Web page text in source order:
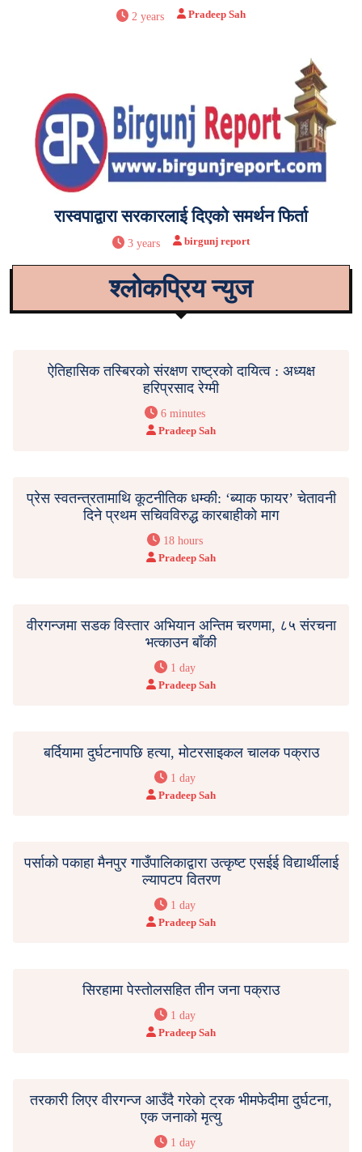
2 years Pradeep Sah
रास्वपाद्वारा सरकारलाई दिएको समर्थन फिर्ता
3 years birgunj report
श्लोकप्रिय न्युज
ऐतिहासिक तस्बिरको संरक्षण राष्ट्रको दायित्व : अध्यक्ष
हरिप्रसाद रेग्मी
6 minutes
Pradeep Sah
प्रेस स्वतन्त्रतामाथि कूटनीतिक धम्की: ‘ब्याक फायर’ चेतावनी
दिने प्रथम सचिवविरुद्ध कारबाहीको माग
18 hours
Pradeep Sah
वीरगन्जमा सडक विस्तार अभियान अन्तिम चरणमा, ८५ संरचना
भत्काउन बाँकी
1 day
Pradeep Sah
बर्दियामा दुर्घटनापछि हत्या, मोटरसाइकल चालक पक्राउ
1 day
Pradeep Sah
पर्साको पकाहा मैनपुर गाउँपालिकाद्वारा उत्कृष्ट एसईई विद्यार्थीलाई
ल्यापटप वितरण
1 day
Pradeep Sah
सिरहामा पेस्तोलसहित तीन जना पक्राउ
1 day
Pradeep Sah
तरकारी लिएर वीरगन्ज आउँदै गरेको ट्रक भीमफेदीमा दुर्घटना,
एक जनाको मृत्यु
1 day